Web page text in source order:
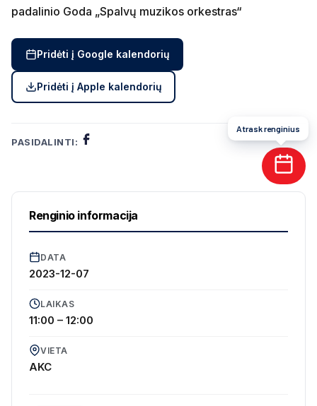
padalinio Goda „Spalvų muzikos orkestras“
Pridėti į Google kalendorių
Pridėti į Apple kalendorių
PASIDALINTI:
Renginio informacija
DATA
2023-12-07
LAIKAS
11:00 – 12:00
VIETA
AKC
Atrask renginius